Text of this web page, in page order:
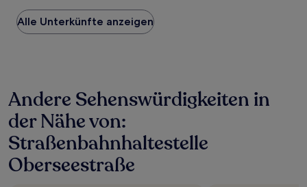
Preis
pro
Nacht,
24 Stunden
für
einen
Aufenthalt
mit
1 Übernachtung
von
Alle Unterkünfte anzeigen
Andere Sehenswürdigkeiten in
der Nähe von:
Straßenbahnhaltestelle
Oberseestraße